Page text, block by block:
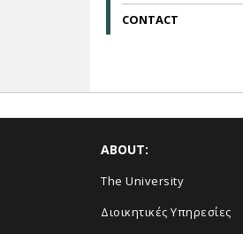
CONTACT
ABOUT:
The University
Διοικητικές Υπηρεσίες